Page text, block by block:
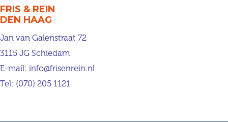
FRIS & REIN
DEN HAAG
Jan van Galenstraat 72
3115 JG Schiedam
E-mail: info@frisenrein.nl
Tel: (070) 205 1121